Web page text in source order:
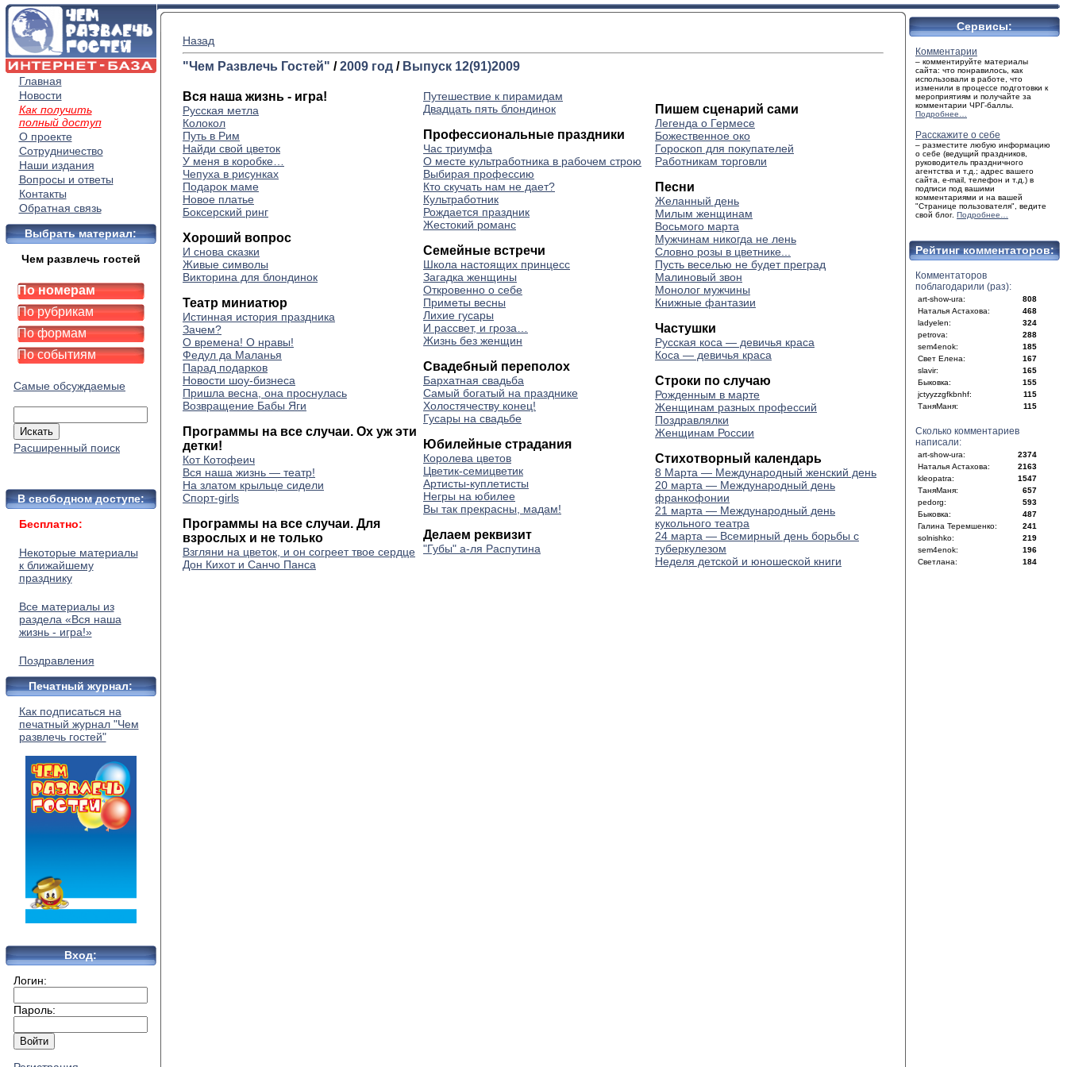
Главная
Новости
Как получить
полный доступ
О проекте
Сотрудничество
Наши издания
Вопросы и ответы
Контакты
Обратная связь
Выбрать материал:
Чем развлечь гостей
По номерам
По рубрикам
По формам
По событиям
Самые обсуждаемые
Расширенный поиск
В свободном доступе:
Бесплатно:
Некоторые материалы
к ближайшему
празднику
Все материалы из
раздела «Вся наша
жизнь - игра!»
Поздравления
Печатный журнал:
Как подписаться на
печатный журнал "Чем
развлечь гостей"
Вход:
Логин:
Пароль:
Назад
"Чем Развлечь Гостей" /2009 год / Выпуск 12(91)2009
Вся наша жизнь - игра!
Русская метла
Колокол
Путь в Рим
Найди свой цветок
У меня в коробке…
Чепуха в рисунках
Подарок маме
Новое платье
Боксерский ринг
Хороший вопрос
И снова сказки
Живые символы
Викторина для блондинок
Театр миниатюр
Истинная история праздника
Зачем?
О времена! О нравы!
Федул да Маланья
Парад подарков
Новости шоу-бизнеса
Пришла весна, она проснулась
Возвращение Бабы Яги
Программы на все случаи. Ох уж эти
детки!
Кот Котофеич
Вся наша жизнь — театр!
На златом крыльце сидели
Спорт-girls
Программы на все случаи. Для
взрослых и не только
Взгляни на цветок, и он согреет твое сердце
Дон Кихот и Санчо Панса
Путешествие к пирамидам
Двадцать пять блондинок
Профессиональные праздники
Час триумфа
О месте культработника в рабочем строю
Выбирая профессию
Кто скучать нам не дает?
Культработник
Рождается праздник
Жестокий романс
Семейные встречи
Школа настоящих принцесс
Загадка женщины
Откровенно о себе
Приметы весны
Лихие гусары
И рассвет, и гроза…
Жизнь без женщин
Свадебный переполох
Бархатная свадьба
Самый богатый на празднике
Холостячеству конец!
Гусары на свадьбе
Юбилейные страдания
Королева цветов
Цветик-семицветик
Артисты-куплетисты
Негры на юбилее
Вы так прекрасны, мадам!
Делаем реквизит
"Губы" а-ля Распутина
Пишем сценарий сами
Легенда о Гермесе
Божественное око
Гороскоп для покупателей
Работникам торговли
Песни
Желанный день
Милым женщинам
Восьмого марта
Мужчинам никогда не лень
Словно розы в цветнике...
Пусть веселью не будет преград
Малиновый звон
Монолог мужчины
Книжные фантазии
Частушки
Русская коса — девичья краса
Коса — девичья краса
Строки по случаю
Рожденным в марте
Женщинам разных профессий
Поздравлялки
Женщинам России
Стихотворный календарь
8 Марта — Международный женский день
20 марта — Международный день
франкофонии
21 марта — Международный день
кукольного театра
24 марта — Всемирный день борьбы с
туберкулезом
Неделя детской и юношеской книги
Сервисы:
Комментарии
– комментируйте материалы
сайта: что понравилось, как
использовали в работе, что
изменили в процессе подготовки к
мероприятиям и получайте за
комментарии ЧРГ-баллы.
Подробнее…
Расскажите о себе
– разместите любую информацию
о себе (ведущий праздников,
руководитель праздничного
агентства и т.д.; адрес вашего
сайта, e-mail, телефон и т.д.) в
подписи под вашими
комментариями и на вашей
"Странице пользователя", ведите
свой блог. Подробнее…
Рейтинг комментаторов:
Комментаторов
поблагодарили (раз):
art-show-ura:
808
Наталья Астахова:
468
ladyelen:
324
petrova:
288
sem4enok:
185
Свет Елена:
167
slavir:
165
Быковка:
155
jctyyzzgfkbnhf:
115
ТаняМаня:
115
Сколько комментариев
написали:
art-show-ura:
2374
Наталья Астахова:
2163
kleopatra:
1547
ТаняМаня:
657
pedorg:
593
Быковка:
487
Галина Теремшенко:
241
solnishko:
219
sem4enok:
196
Светлана:
184